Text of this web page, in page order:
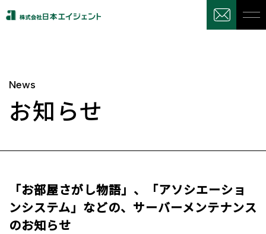
News
お知らせ
「お部屋さがし物語」、「アソシエーショ
ンシステム」などの、サーバーメンテナンス
のお知らせ